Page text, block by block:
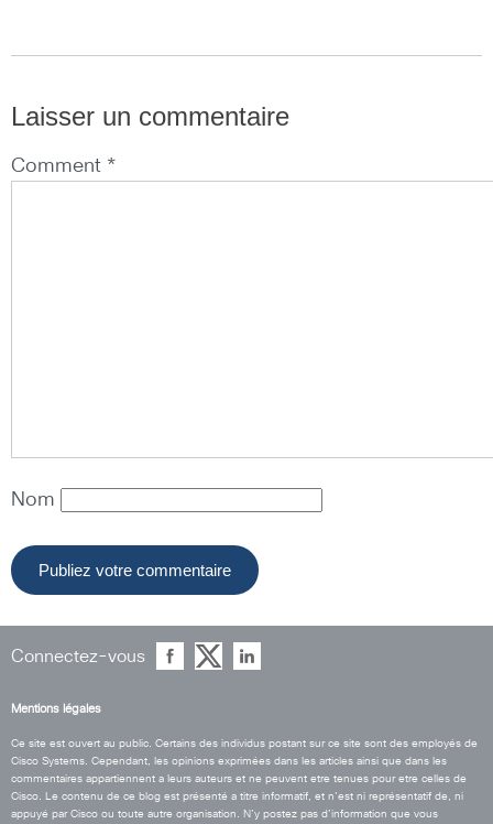
Laisser un commentaire
Comment *
Nom
Connectez-vous
Mentions légales
Ce site est ouvert au public. Certains des individus postant sur ce site sont des employés de
Cisco Systems. Cependant, les opinions exprimées dans les articles ainsi que dans les
commentaires appartiennent a leurs auteurs et ne peuvent etre tenues pour etre celles de
Cisco. Le contenu de ce blog est présenté a titre informatif, et n’est ni représentatif de, ni
appuyé par Cisco ou toute autre organisation. N’y postez pas d’information que vous